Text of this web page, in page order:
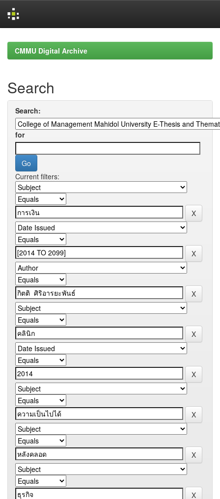
navigationCMMU Digital Archive
Search
Search:
for
Current filters: